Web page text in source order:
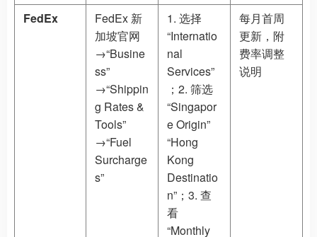
FedEx
FedEx 新
加坡官网
→“Busine
ss”
→“Shippin
g Rates &
Tools”
→“Fuel
Surcharge
s”
1. 选择
“Internatio
nal
Services”
；2. 筛选
“Singapor
e Origin”
“Hong
Kong
Destinatio
n”；3. 查
看
“Monthly
每月首周
更新，附
费率调整
说明